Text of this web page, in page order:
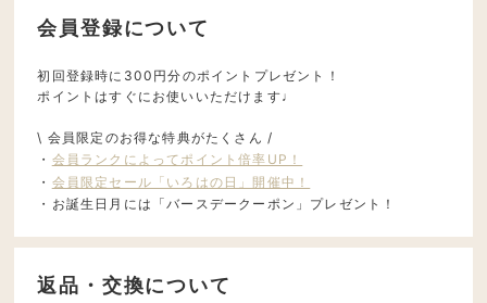
会員登録について
初回登録時に300円分のポイントプレゼント！
ポイントはすぐにお使いいただけます♩
\ 会員限定のお得な特典がたくさん /
・ 会員ランクによってポイント倍率UP！
・ 会員限定セール「いろはの日」開催中！
・お誕生日月には「バースデークーポン」プレゼント！
返品・交換について